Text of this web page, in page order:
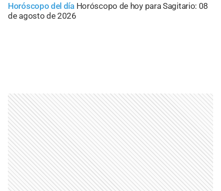
Horóscopo del día Horóscopo de hoy para Sagitario: 08
de agosto de 2026